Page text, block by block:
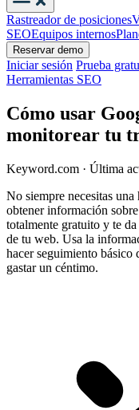
Rastreador de posiciones
SEOEquipos internos
Reservar demo
Iniciar sesión Prueba
Herramientas SEO
Cómo usar
monitorear tu
Keyword.com · Última
No siempre necesitas
obtener información
totalmente gratuito y te
de tu web. Usa la
hacer seguimiento
gastar un céntimo.